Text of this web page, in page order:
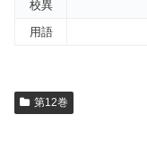
校異
用語
第12巻